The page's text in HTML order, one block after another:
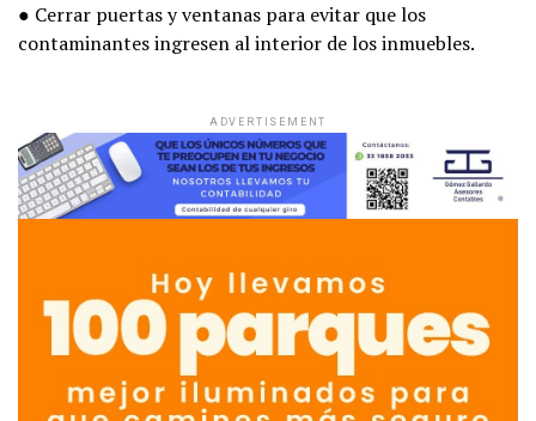
● Cerrar puertas y ventanas para evitar que los
contaminantes ingresen al interior de los inmuebles.
ADVERTISEMENT